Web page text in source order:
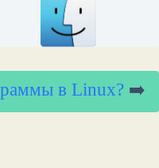
в Linux? ➡️